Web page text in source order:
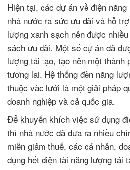
Hiện tại, các dự án về điện
nhà nước ra sức ưu đãi và hỗ
lượng xanh sạch nên được
sách ưu đãi. Một số dự án đã
lượng tái tạo, tạo nên một thành
tương lai. Hệ thống đèn năng
thuộc vào lưới là một giải pháp
doanh nghiệp và cả quốc gia.
Để khuyến khích việc sử dụng
thì nhà nước đã đưa ra nhiều
miễn giảm thuế, các cá nhân,
dụng hết điện tài năng lượng tái